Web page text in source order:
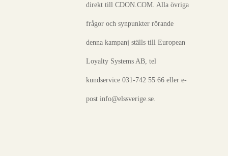
direkt till CDON.COM. Alla övriga
frågor och synpunkter rörande
denna kampanj ställs till European
Loyalty Systems AB, tel
kundservice 031-742 55 66 eller e-
post info@elssverige.se.